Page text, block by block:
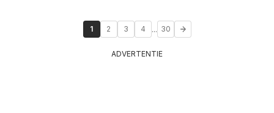
1 2 3 4 ... 30
ADVERTENTIE